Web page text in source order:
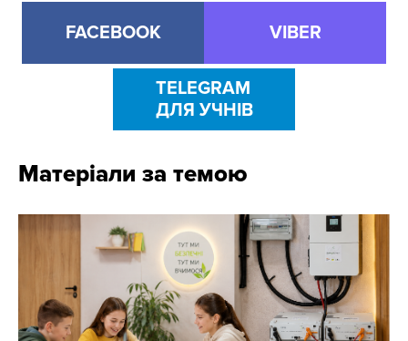
FACEBOOK VIBER
TELEGRAM
ДЛЯ УЧНІВ
Матеріали за темою